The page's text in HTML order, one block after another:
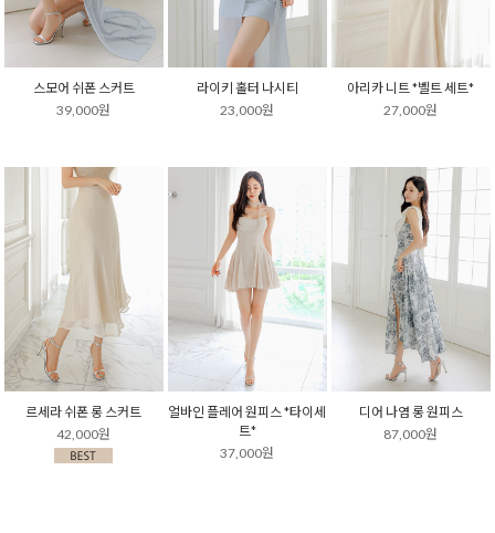
스모어 쉬폰 스커트
39,000원
라이키 홀터 나시티
23,000원
아리카 니트 *벨트 세트*
27,000원
르세라 쉬폰 롱 스커트
42,000원
얼바인 플레어 원피스 *타이세
트*
37,000원
디어 나염 롱 원피스
87,000원